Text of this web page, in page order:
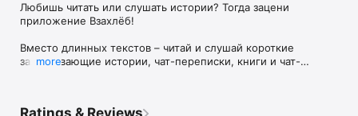
Любишь читать или слушать истории? Тогда зацени
приложение Взахлёб!
Вместо длинных текстов – читай и слушай короткие
захватывающие истории, чат-переписки, книги и чат-
more
Ratings & Reviews